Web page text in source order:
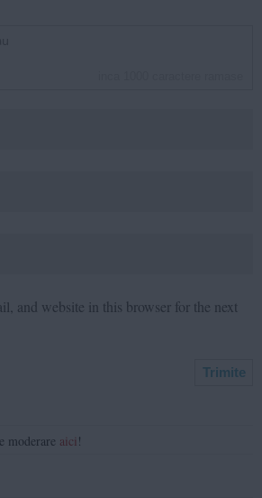
and website in this browser for the next
moderare aici !